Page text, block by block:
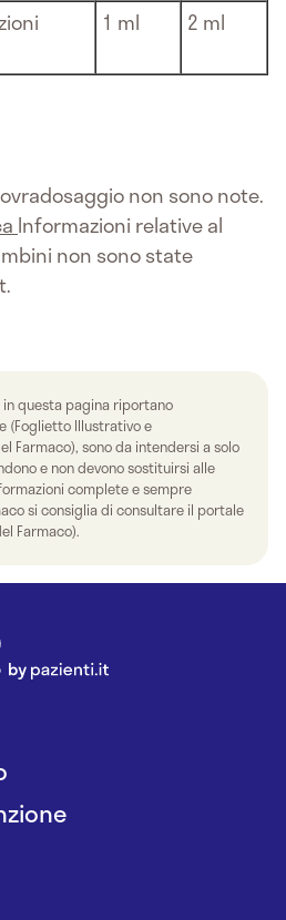
1 ml 2 ml
non sono note.
Informazioni relative al
non sono state
questa pagina riportano
(Foglietto Illustrativo e
Farmaco), sono da intendersi a solo
e non devono sostituirsi alle
complete e sempre
si consiglia di consultare il portale
Farmaco).